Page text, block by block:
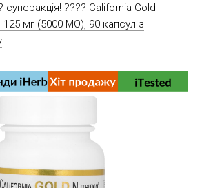
cуперакція! ???? California Gold
125 мг (5000 МО), 90 капсул з